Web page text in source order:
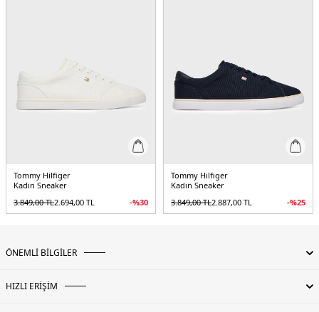
Tommy Hilfiger
Kadın Sneaker
3.849,00TL2.694,00 TL -%30
Tommy Hilfiger
Kadın Sneaker
3.849,00TL2.887,00 TL -%25
ÖNEMLİ BİLGİLER
HIZLI ERİŞİM